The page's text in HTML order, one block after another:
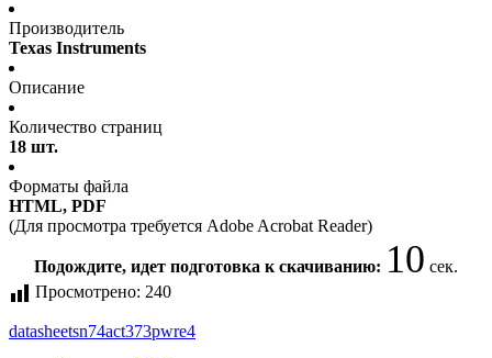
Производитель
Texas Instruments
Описание
Количество страниц
18 шт.
Форматы файла
HTML, PDF
(Для просмотра требуется Adobe Acrobat Reader)
Подождите, идет подготовка к скачиванию:9сек.
Просмотрено: 240
datasheetsn74act373pwre4